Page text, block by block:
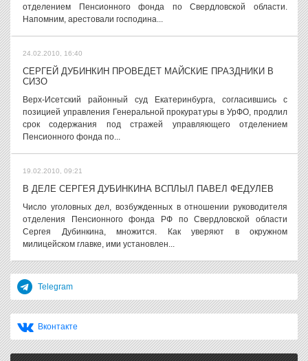
отделением Пенсионного фонда по Свердловской области.
Напомним, арестовали господина...
24.02.2010, 16:40
СЕРГЕЙ ДУБИНКИН ПРОВЕДЕТ МАЙСКИЕ ПРАЗДНИКИ В
СИЗО
Верх-Исетский районный суд Екатеринбурга, согласившись с
позицией управления Генеральной прокуратуры в УрФО, продлил
срок содержания под стражей управляющего отделением
Пенсионного фонда по...
19.02.2010, 09:21
В ДЕЛЕ СЕРГЕЯ ДУБИНКИНА ВСПЛЫЛ ПАВЕЛ ФЕДУЛЕВ
Число уголовных дел, возбужденных в отношении руководителя
отделения Пенсионного фонда РФ по Свердловской области
Сергея Дубинкина, множится. Как уверяют в окружном
милицейском главке, ими установлен...
Telegram
Вконтакте